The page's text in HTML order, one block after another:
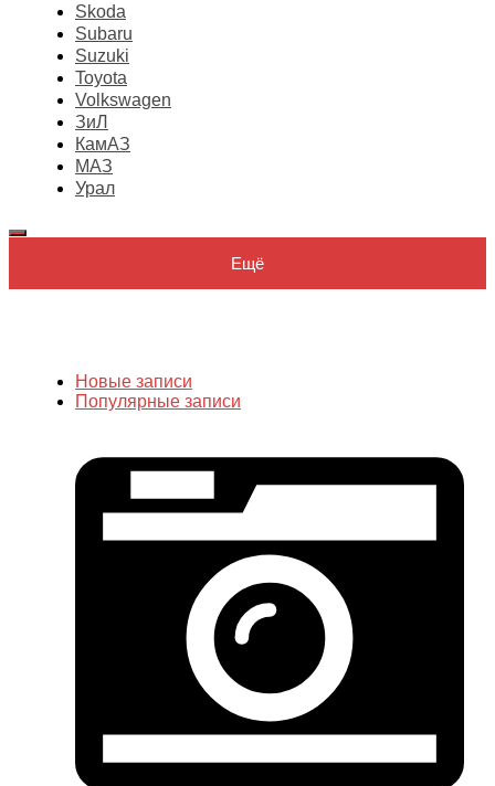
Skoda
Subaru
Suzuki
Toyota
Volkswagen
ЗиЛ
КамАЗ
МАЗ
Урал
Ещё
Новые записи
Популярные записи